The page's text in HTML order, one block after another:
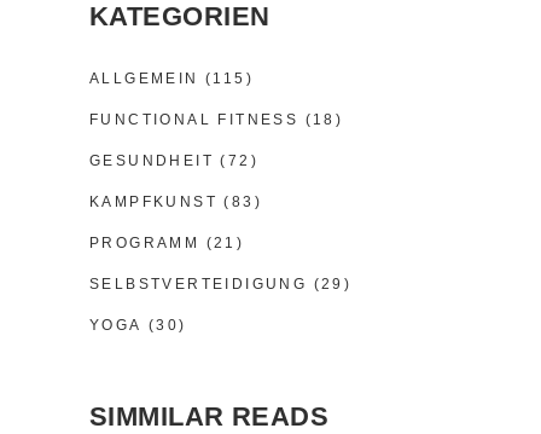
KATEGORIEN
ALLGEMEIN (115)
FUNCTIONAL FITNESS (18)
GESUNDHEIT (72)
KAMPFKUNST (83)
PROGRAMM (21)
SELBSTVERTEIDIGUNG (29)
YOGA (30)
SIMMILAR READS